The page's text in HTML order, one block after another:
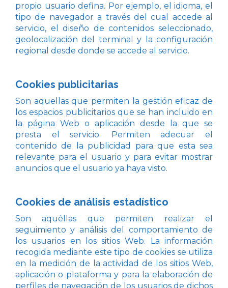
propio usuario defina. Por ejemplo, el idioma, el
tipo de navegador a través del cual accede al
servicio, el diseño de contenidos seleccionado,
geolocalización del terminal y la configuración
regional desde donde se accede al servicio.
Cookies publicitarias
Son aquellas que permiten la gestión eficaz de
los espacios publicitarios que se han incluido en
la página Web o aplicación desde la que se
presta el servicio. Permiten adecuar el
contenido de la publicidad para que esta sea
relevante para el usuario y para evitar mostrar
anuncios que el usuario ya haya visto.
Cookies de análisis estadístico
Son aquéllas que permiten realizar el
seguimiento y análisis del comportamiento de
los usuarios en los sitios Web. La información
recogida mediante este tipo de cookies se utiliza
en la medición de la actividad de los sitios Web,
aplicación o plataforma y para la elaboración de
perfiles de navegación de los usuarios de dichos